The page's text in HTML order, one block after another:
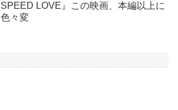
SPEED LOVE』この映画、本編以上に
色々変